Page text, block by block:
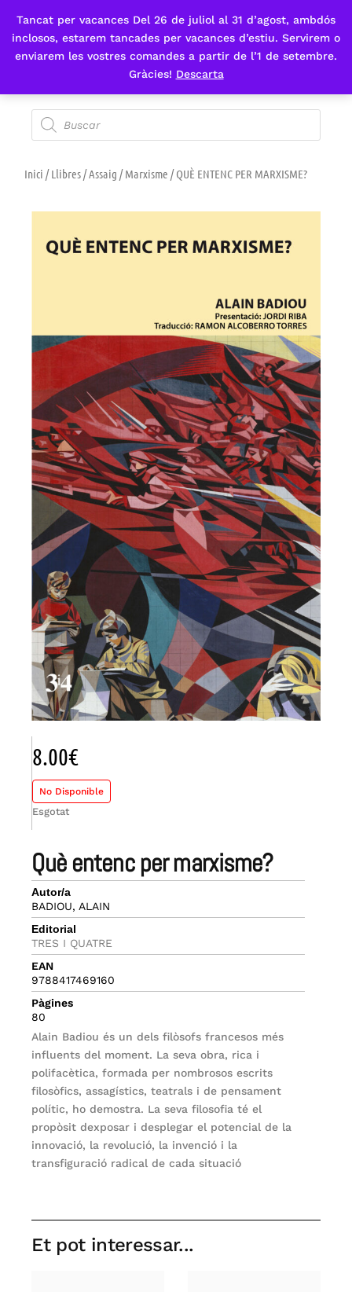
Tancat per vacances Del 26 de juliol al 31 d’agost, ambdós
inclosos, estarem tancades per vacances d’estiu. Servirem o
enviarem les vostres comandes a partir de l’1 de setembre.
Gràcies! Descarta
Fes-te'n sòcia
Inici /Llibres/Assaig /Marxisme / QUÈ ENTENC PER MARXISME?
què entenc per marxisme?
Autor/a
BADIOU, ALAIN
Editorial
TRES I QUATRE
EAN
9788417469160
Pàgines
80
Alain Badiou és un dels filòsofs francesos més
influents del moment. La seva obra, rica i
polifacètica, formada per nombrosos escrits
filosòfics, assagístics, teatrals i de pensament
polític, ho demostra. La seva filosofia té el
propòsit dexposar i desplegar el potencial de la
innovació, la revolució, la invenció i la
transfiguració radical de cada situació
8.00€
No Disponible
Esgotat
Et pot interessar...